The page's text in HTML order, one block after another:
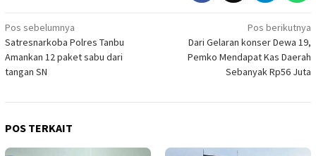
Navigasi
pos
Pos sebelumnya
Satresnarkoba Polres Tanbu
Amankan 12 paket sabu dari
tangan SN
Pos berikutnya
Dari Gelaran konser Dewa 19,
Pemko Mendapat Kas Daerah
Sebanyak Rp56 Juta
POS TERKAIT